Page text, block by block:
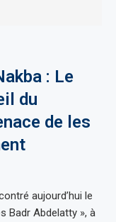
: Le
du
de les
aujourd’hui le
Badr Abdelatty », à